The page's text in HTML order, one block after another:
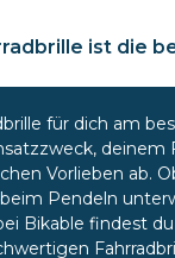
ist die
für dich am
deinem
Vorlieben ab.
beim Pendeln
Bikable findest